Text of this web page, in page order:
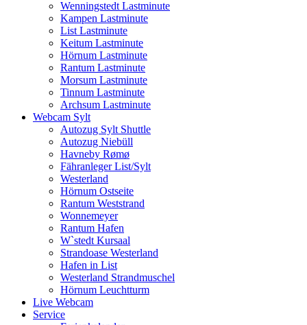
Wenningstedt Lastminute
Kampen Lastminute
List Lastminute
Keitum Lastminute
Hörnum Lastminute
Rantum Lastminute
Morsum Lastminute
Tinnum Lastminute
Archsum Lastminute
Webcam Sylt
Autozug Sylt Shuttle
Autozug Niebüll
Havneby Rømø
Fähranleger List/Sylt
Westerland
Hörnum Ostseite
Rantum Weststrand
Wonnemeyer
Rantum Hafen
W`stedt Kursaal
Strandoase Westerland
Hafen in List
Westerland Strandmuschel
Hörnum Leuchtturm
Live Webcam
Service